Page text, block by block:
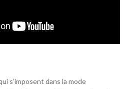
s’imposent dans la mode